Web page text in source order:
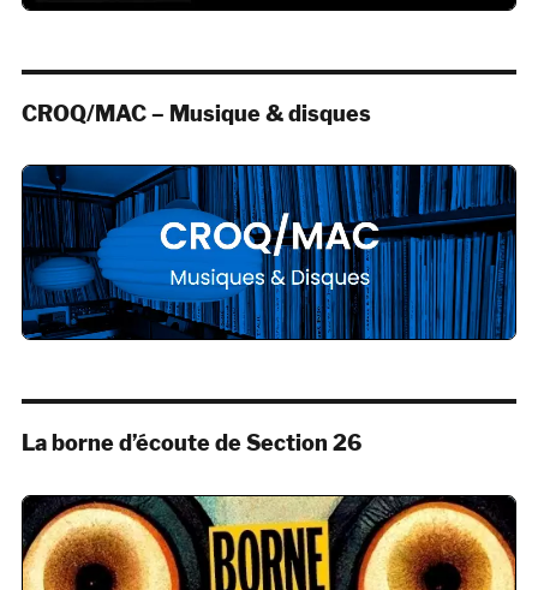
CROQ/MAC – Musique & disques
La borne d’écoute de Section 26